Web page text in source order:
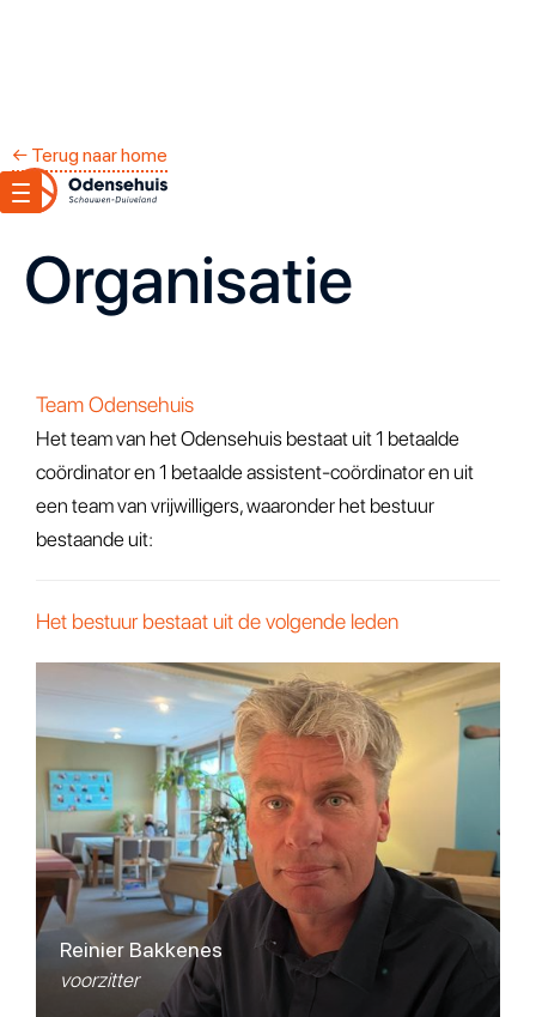
← Terug naar home
Organisatie
Team Odensehuis
Het team van het Odensehuis bestaat uit 1 betaalde
coördinator en 1 betaalde assistent-coördinator en uit
een team van vrijwilligers, waaronder het bestuur
bestaande uit:
Het bestuur bestaat uit de volgende leden
Reinier Bakkenes
voorzitter